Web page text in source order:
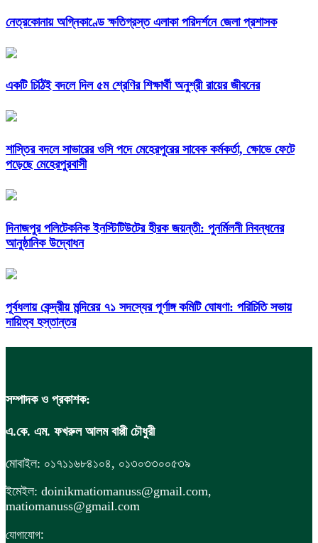
নেত্রকোনায় অগ্নিকাণ্ডে ক্ষতিগ্রস্ত এলাকা পরিদর্শনে জেলা প্রশাসক
একটি চিঠিই বদলে দিল ৫ম শ্রেণির শিক্ষার্থী অনুশ্রী রায়ের জীবনের
শাস্তির বদলে সাভারের ওসি পদে মেহেরপুরের সাবেক কর্মকর্তা, ক্ষোভে ফেটে
পড়েছে মেহেরপুরবাসী
দিনাজপুর পলিটেকনিক ইনস্টিটিউটের হীরক জয়ন্তী: পুনর্মিলনী নিবন্ধনের
আনুষ্ঠানিক উদ্বোধন
পূর্বধলায় কেন্দ্রীয় মন্দিরের ৭১ সদস্যের পূর্ণাঙ্গ কমিটি ঘোষণা: পরিচিতি সভায়
দায়িত্ব হস্তান্তর
সম্পাদক ও প্রকাশক:
এ.কে. এম. ফখরুল আলম বাপ্পী চৌধুরী
মোবাইল: ০১৭১১৬৮৪১০৪, ০১৩০৩৩০০৫৩৯
ইমেইল: doinikmatiomanuss@gmail.com,
matiomanuss@gmail.com
যোগাযোগ: